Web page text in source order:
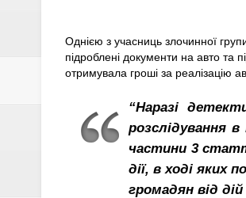
Однією з учасниць злочинної
підроблені документи на авто та
отримувала гроші за реалізацію
“Наразі
розслідування
частини 3
дії, в ході яких
громадян від